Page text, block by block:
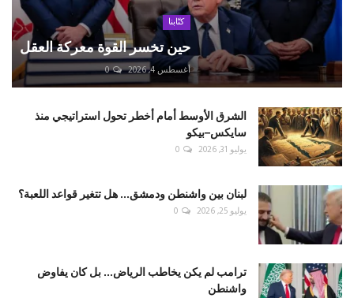
كتّابنا
حين تخسر القوة معركة العقل
أغسطس 4, 2026 0
الشرق الأوسط أمام أخطر تحول استراتيجي منذ
سايكس–بيكو
يوليو 31, 2026 0
لبنان بين واشنطن ودمشق... هل تتغير قواعد اللعبة؟
يوليو 25, 2026 0
ترامب لم يكن يخاطب الرياض... بل كان يفاوض
واشنطن